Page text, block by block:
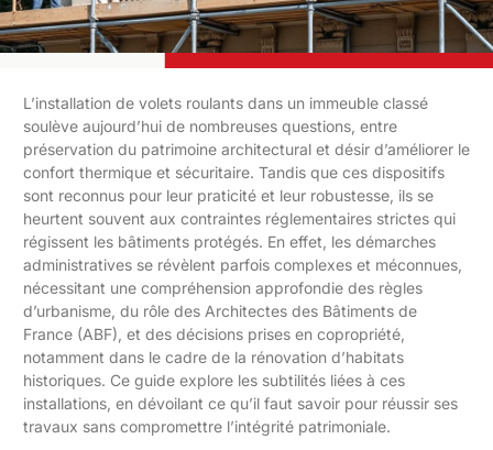
L’installation de volets roulants dans un immeuble classé
soulève aujourd’hui de nombreuses questions, entre
préservation du patrimoine architectural et désir d’améliorer le
confort thermique et sécuritaire. Tandis que ces dispositifs
sont reconnus pour leur praticité et leur robustesse, ils se
heurtent souvent aux contraintes réglementaires strictes qui
régissent les bâtiments protégés. En effet, les démarches
administratives se révèlent parfois complexes et méconnues,
nécessitant une compréhension approfondie des règles
d’urbanisme, du rôle des Architectes des Bâtiments de
France (ABF), et des décisions prises en copropriété,
notamment dans le cadre de la rénovation d’habitats
historiques. Ce guide explore les subtilités liées à ces
installations, en dévoilant ce qu’il faut savoir pour réussir ses
travaux sans compromettre l’intégrité patrimoniale.